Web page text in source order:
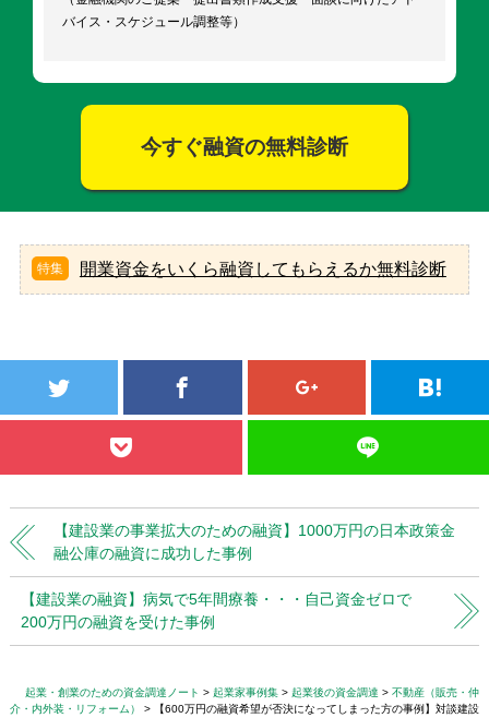
バイス・スケジュール調整等）
今すぐ融資の無料診断
開業資金をいくら融資してもらえるか無料診断
【建設業の事業拡大のための融資】1000万円の日本政策金
融公庫の融資に成功した事例
【建設業の融資】病気で5年間療養・・・自己資金ゼロで
200万円の融資を受けた事例
起業・創業のための資金調達ノート 起業家事例集 起業後の資金調達
不動産（販売・仲
介・内外装・リフォーム）
【600万円の融資希望が否決になってしまった方の事例】対談建設